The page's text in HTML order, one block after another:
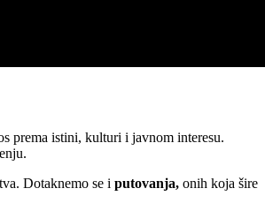
prema istini, kulturi i javnom interesu.
Dotaknemo se i putovanja, onih koja šire